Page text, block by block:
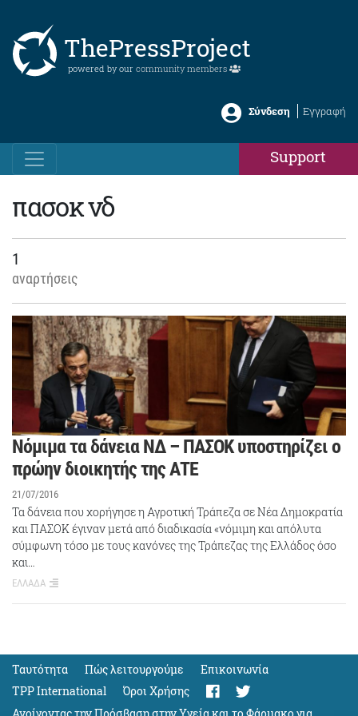
ThePressProject
powered by our community members
Σύνδεση Εγγραφή
Support
πασοκ νδ
1
αναρτήσεις
Νόμιμα τα δάνεια ΝΔ – ΠΑΣΟΚ υποστηρίζει ο
πρώην διοικητής της ΑΤΕ
21/07/2016
Τα δάνεια που χορήγησε η Αγροτική Τράπεζα σε Νέα Δημοκρατία
και ΠΑΣΟΚ έγιναν μετά από διαδικασία «νόμιμη και απόλυτα
σύμφωνη τόσο με τους κανόνες της Τράπεζας της Ελλάδος όσο
και…
ΕΛΛΑΔΑ
Ταυτότητα Πώς λειτουργούμε
Eπικοινωνία
TPP International
Όροι Χρήσης